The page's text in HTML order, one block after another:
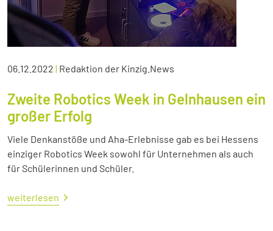
06.12.2022 | Redaktion der Kinzig.News
Zweite Robotics Week in Gelnhausen ein
großer Erfolg
Viele Denkanstöße und Aha-Erlebnisse gab es bei Hessens
einziger Robotics Week sowohl für Unternehmen als auch
für Schülerinnen und Schüler.
weiterlesen